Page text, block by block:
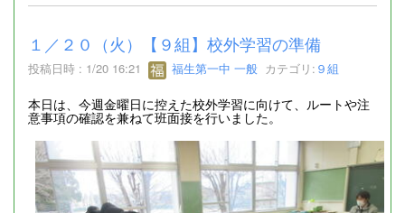
１／２０（火）【９組】校外学習の準備
投稿日時 : 1/20 16:21 福生第一中 一般 カテゴリ: ９組
本日は、今週金曜日に控えた校外学習に向けて、ルートや注
意事項の確認を兼ねて班面接を行いました。